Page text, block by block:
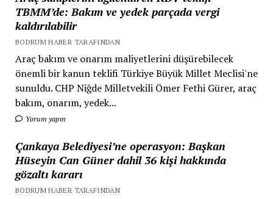
TBMM’de: Bakım ve yedek parçada vergi
kaldırılabilir
BODRUM HABER TARAFINDAN
Araç bakım ve onarım maliyetlerini düşürebilecek
önemli bir kanun teklifi Türkiye Büyük Millet Meclisi'ne
sunuldu. CHP Niğde Milletvekili Ömer Fethi Gürer, araç
bakım, onarım, yedek...
Yorum yapın
Çankaya Belediyesi’ne operasyon: Başkan
Hüseyin Can Güner dahil 36 kişi hakkında
gözaltı kararı
BODRUM HABER TARAFINDAN